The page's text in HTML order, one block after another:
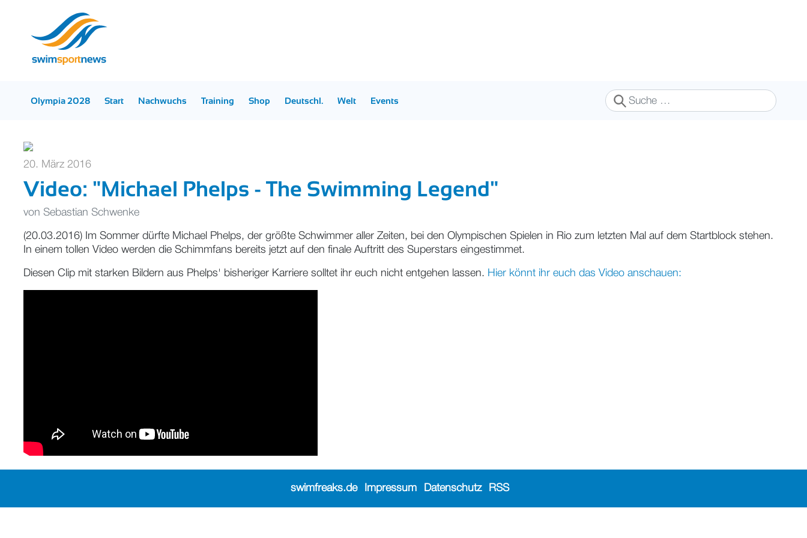
Olympia 2028 Start Nachwuchs Training Shop Deutschl. Welt Events
Suchen
20. März 2016
Video: "Michael Phelps - The Swimming Legend"
von Sebastian Schwenke
(20.03.2016) Im Sommer dürfte Michael Phelps, der größte Schwimmer aller Zeiten, bei den Olympischen Spielen in Rio zum letzten Mal auf dem Startblock stehen.
In einem tollen Video werden die Schimmfans bereits jetzt auf den finale Auftritt des Superstars eingestimmet.
Diesen Clip mit starken Bildern aus Phelps' bisheriger Karriere solltet ihr euch nicht entgehen lassen. Hier könnt ihr euch das Video anschauen:
swimfreaks.de Impressum Datenschutz RSS